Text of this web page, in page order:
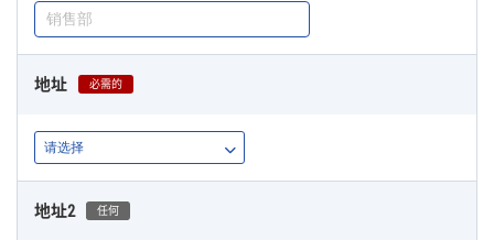
地址 必需的
地址2 任何